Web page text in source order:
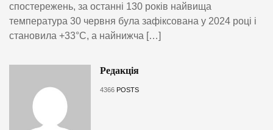
спостережень, за останні 130 років найвища
температура 30 червня була зафіксована у 2024 році і
становила +33°C, а найнижча […]
Редакція
4366 POSTS